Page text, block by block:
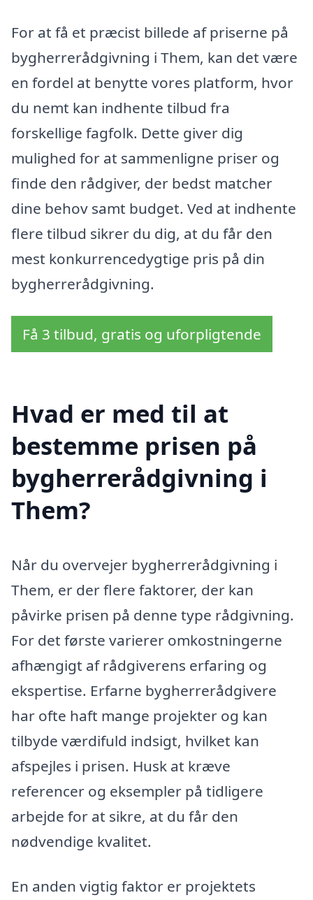
For at få et præcist billede af priserne på
bygherrerådgivning i Them, kan det være
en fordel at benytte vores platform, hvor
du nemt kan indhente tilbud fra
forskellige fagfolk. Dette giver dig
mulighed for at sammenligne priser og
finde den rådgiver, der bedst matcher
dine behov samt budget. Ved at indhente
flere tilbud sikrer du dig, at du får den
mest konkurrencedygtige pris på din
bygherrerådgivning.
Få 3 tilbud, gratis og uforpligtende
Hvad er med til at
bestemme prisen på
bygherrerådgivning i
Them?
Når du overvejer bygherrerådgivning i
Them, er der flere faktorer, der kan
påvirke prisen på denne type rådgivning.
For det første varierer omkostningerne
afhængigt af rådgiverens erfaring og
ekspertise. Erfarne bygherrerådgivere
har ofte haft mange projekter og kan
tilbyde værdifuld indsigt, hvilket kan
afspejles i prisen. Husk at kræve
referencer og eksempler på tidligere
arbejde for at sikre, at du får den
nødvendige kvalitet.
En anden vigtig faktor er projektets